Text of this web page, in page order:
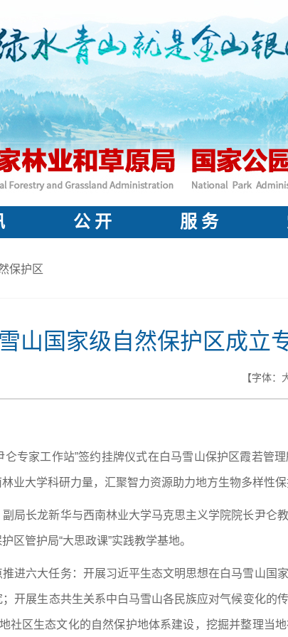
公 开 服 务
保护区
山国家级自然保护区成立
【字体：
专家工作站”签约挂牌仪式在白马雪山保护区霞若管
业大学科研力量，汇聚智力资源助力地方生物多样性
局长龙新华与西南林业大学马克思主义学院院长尹仑
区管护局“大思政课”实践教学基地。
进六大任务：开展习近平生态文明思想在白马雪山国
开展生态共生关系中白马雪山各民族应对气候变化的
社区生态文化的自然保护地体系建设，挖掘并整理当